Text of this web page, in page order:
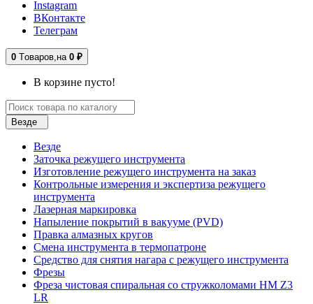
Instagram
ВКонтакте
Телеграм
0 Tоваров, на 0 ₽
В корзине пусто!
Везде
Везде
Заточка режущего инструмента
Изготовление режущего инструмента на заказ
Контрольные измерения и экспертиза режущего
инструмента
Лазерная маркировка
Напыление покрытий в вакууме (PVD)
Правка алмазных кругов
Смена инструмента в термопатроне
Средство для снятия нагара с режущего инструмента
Фрезы
Фреза чистовая спиральная со стружколомами HM Z3
LR